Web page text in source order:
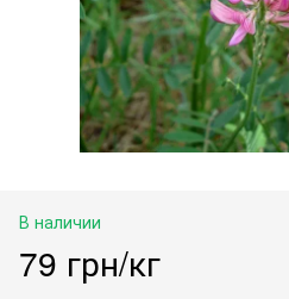
В наличии
79 грн/кг